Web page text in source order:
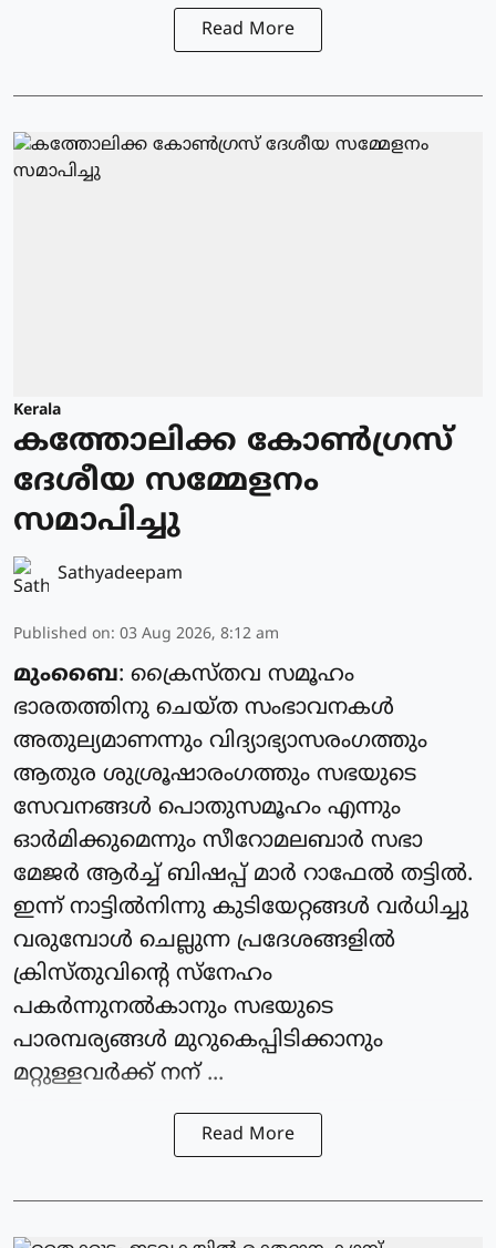
Read More
Kerala
കത്തോലിക്ക കോൺഗ്രസ്
ദേശീയ സമ്മേളനം
സമാപിച്ചു
Sathyadeepam
Published on: 03 Aug 2026, 8:12 am
മുംബൈ: ക്രൈസ്‌തവ സമൂഹം
ഭാരതത്തിനു ചെയ്‌ത സംഭാവനകൾ
അതുല്യമാണന്നും വിദ്യാഭ്യാസരംഗത്തും
ആതുര ശുശ്രൂഷാരംഗത്തും സഭയുടെ
സേവനങ്ങൾ പൊതുസമൂഹം എന്നും
ഓർമിക്കുമെന്നും സീറോമലബാർ സഭാ
മേജർ ആർച്ച് ബിഷപ്പ് മാർ റാഫേൽ തട്ടിൽ.
ഇന്ന് നാട്ടിൽനിന്നു കുടിയേറ്റങ്ങൾ വർധിച്ചു
വരുമ്പോൾ ചെല്ലുന്ന പ്രദേശങ്ങളിൽ
ക്രിസ്തു‌വിൻ്റെ സ്നേഹം
പകർന്നുനൽകാനും സഭയുടെ
പാരമ്പര്യങ്ങൾ മുറുകെപ്പിടിക്കാനും
മറ്റുള്ളവർക്ക് നന് ...
Read More